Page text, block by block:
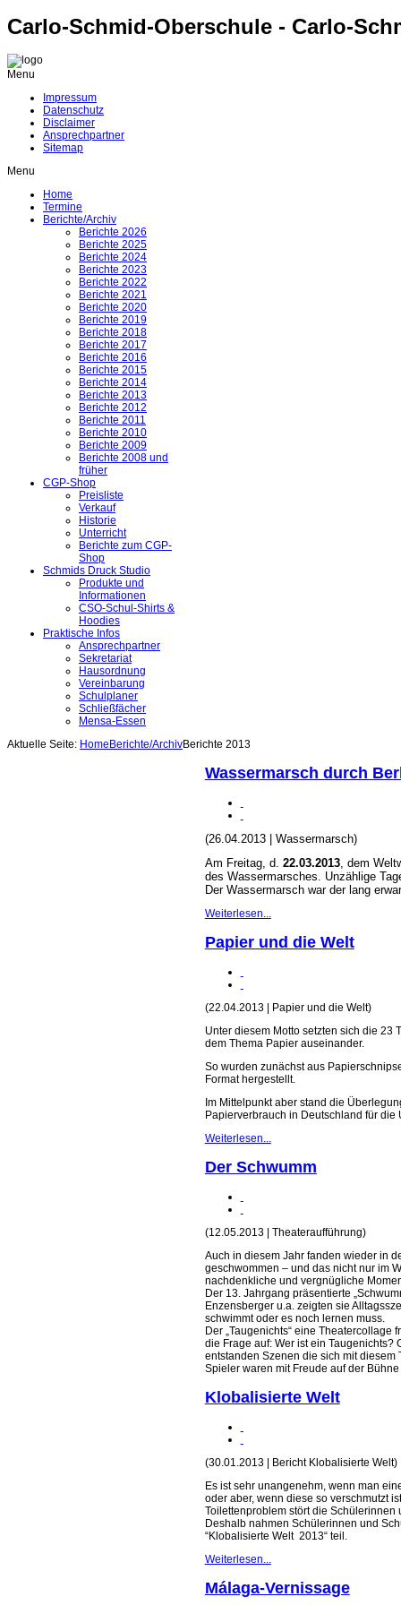
Carlo-Schmid-Oberschule - Carlo-
Menu
Impressum
Datenschutz
Disclaimer
Ansprechpartner
Sitemap
Menu
Home
Termine
Berichte/Archiv
Berichte 2026
Berichte 2025
Berichte 2024
Berichte 2023
Berichte 2022
Berichte 2021
Berichte 2020
Berichte 2019
Berichte 2018
Berichte 2017
Berichte 2016
Berichte 2015
Berichte 2014
Berichte 2013
Berichte 2012
Berichte 2011
Berichte 2010
Berichte 2009
Berichte 2008 und
früher
CGP-Shop
Preisliste
Verkauf
Historie
Unterricht
Berichte zum CGP-
Shop
Schmids Druck Studio
Produkte und
Informationen
CSO-Schul-Shirts &
Hoodies
Praktische Infos
Ansprechpartner
Sekretariat
Hausordnung
Vereinbarung
Schulplaner
Schließfächer
Mensa-Essen
Aktuelle Seite: Home Berichte/ArchivBerichte 2013
Wassermarsch durch
(26.04.2013 | Wassermarsch)
Am Freitag, d. 22.03.2013, dem
des Wassermarsches. Unzählige
Der Wassermarsch war der lang
Weiterlesen...
Papier und die Welt
(22.04.2013 | Papier und die Welt)
Unter diesem Motto setzten sich die 23
dem Thema Papier auseinander.
So wurden zunächst aus
Format hergestellt.
Im Mittelpunkt aber stand die
Papierverbrauch in Deutschland für die
Weiterlesen...
Der Schwumm
(12.05.2013 | Theateraufführung)
Auch in diesem Jahr fanden wieder in
geschwommen – und das nicht nur im
nachdenkliche und vergnügliche
Der 13. Jahrgang präsentierte
Enzensberger u.a. zeigten sie
schwimmt oder es noch lernen muss.
Der „Taugenichts“ eine Theatercollage
die Frage auf: Wer ist ein Taugenichts?
entstanden Szenen die sich mit
Spieler waren mit Freude auf der
Klobalisierte Welt
(30.01.2013 | Bericht Klobalisierte Welt)
Es ist sehr unangenehm, wenn man
oder aber, wenn diese so verschmutzt
Toilettenproblem stört die
Deshalb nahmen Schülerinnen und
“Klobalisierte Welt 2013“ teil.
Weiterlesen...
Málaga-Vernissage